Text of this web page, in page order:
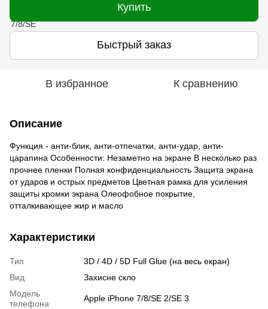
Купить
Быстрый заказ
В избранное К сравнению
Описание
Функция - анти-блик, анти-отпечатки, анти-удар, анти-
царапина Особенности: Незаметно на экране В несколько раз
прочнее пленки Полная конфиденциальность Защита экрана
от ударов и острых предметов Цветная рамка для усиления
защиты кромки экрана Олеофобное покрытие,
отталкивающее жир и масло
Характеристики
Тип
3D / 4D / 5D Full Glue (на весь екран)
Вид
Захисне скло
Модель
телефона
Apple iPhone 7/8/SE 2/SE 3